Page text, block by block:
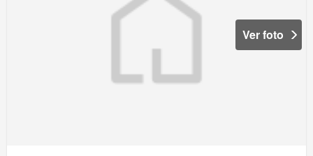
Ver foto